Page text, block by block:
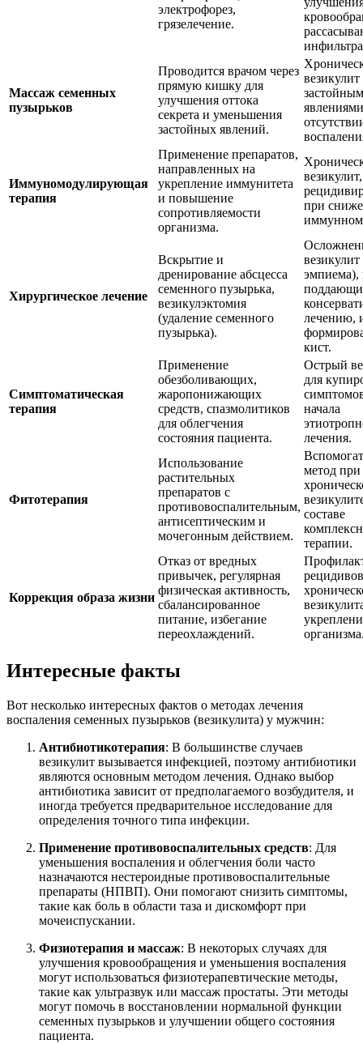
электрофорез,
грязелечение.
Массаж семенных
пузырьков
Проводится врачом через
прямую кишку для
улучшения оттока
секрета и уменьшения
застойных явлений.
везикулит
Иммуномодулирующая
терапия
Применение препаратов,
направленных на
укрепление иммунитета
и повышение
сопротивляемости
организма.
при
иммунном
Хирургическое лечение
Вскрытие и
дренирование абсцесса
семенного пузырька,
везикулэктомия
(удаление семенного
пузырька).
везикулит
эмпиема),
лечению,
кист.
Симптоматическая
терапия
Применение
обезболивающих,
жаропонижающих
средств, спазмолитиков
для облегчения
состояния пациента.
Острый
для
начала
лечения.
Фитотерапия
Использование
растительных
препаратов с
противовоспалительным,
антисептическим и
мочегонным действием.
метод при
составе
терапии.
Коррекция образа жизни
Отказ от вредных
привычек, регулярная
физическая активность,
сбалансированное
питание, избегание
переохлаждений.
рецидивов
Интересные факты
Вот несколько интересных фактов о методах лечения
воспаления семенных пузырьков (везикулита) у мужчин:
Антибиотикотерапия: В большинстве случаев
везикулит вызывается инфекцией, поэтому антибиотики
являются основным методом лечения. Однако выбор
антибиотика зависит от предполагаемого возбудителя, и
иногда требуется предварительное исследование для
определения точного типа инфекции.
Применение противовоспалительных средств: Для
уменьшения воспаления и облегчения боли часто
назначаются нестероидные противовоспалительные
препараты (НПВП). Они помогают снизить симптомы,
такие как боль в области таза и дискомфорт при
мочеиспускании.
Физиотерапия и массаж: В некоторых случаях для
улучшения кровообращения и уменьшения воспаления
могут использоваться физиотерапевтические методы,
такие как ультразвук или массаж простаты. Эти методы
могут помочь в восстановлении нормальной функции
семенных пузырьков и улучшении общего состояния
пациента.